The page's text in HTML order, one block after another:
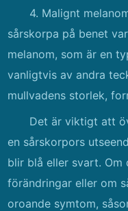
4. Malignt
sårskorpa på benet
melanom, som är en
vanligtvis av andra
mullvadens storlek,
Det är viktigt att
en sårskorpors
blir blå eller svart. Om
förändringar eller om
oroande symtom,